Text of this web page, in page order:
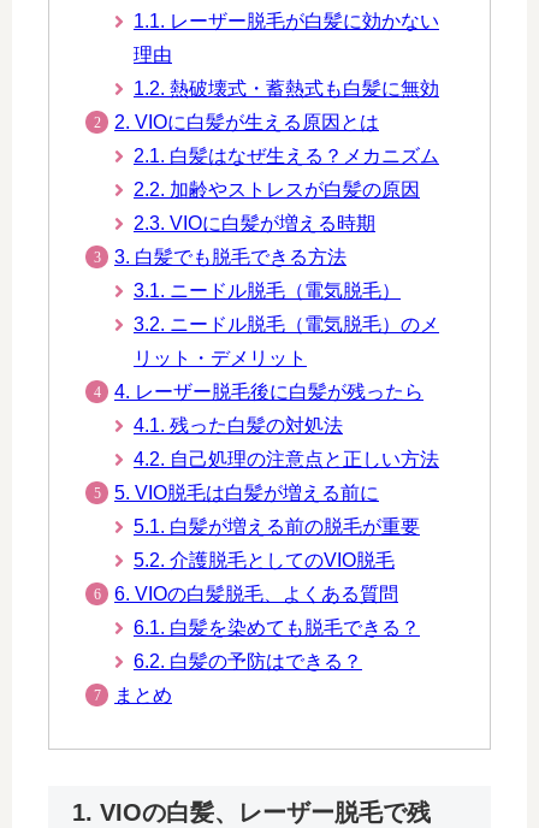
1.1. レーザー脱毛が白髪に効かない
理由
1.2. 熱破壊式・蓄熱式も白髪に無効
2. VIOに白髪が生える原因とは
2.1. 白髪はなぜ生える？メカニズム
2.2. 加齢やストレスが白髪の原因
2.3. VIOに白髪が増える時期
3. 白髪でも脱毛できる方法
3.1. ニードル脱毛（電気脱毛）
3.2. ニードル脱毛（電気脱毛）のメ
リット・デメリット
4. レーザー脱毛後に白髪が残ったら
4.1. 残った白髪の対処法
4.2. 自己処理の注意点と正しい方法
5. VIO脱毛は白髪が増える前に
5.1. 白髪が増える前の脱毛が重要
5.2. 介護脱毛としてのVIO脱毛
6. VIOの白髪脱毛、よくある質問
6.1. 白髪を染めても脱毛できる？
6.2. 白髪の予防はできる？
まとめ
1. VIOの白髪、レーザー脱毛で残